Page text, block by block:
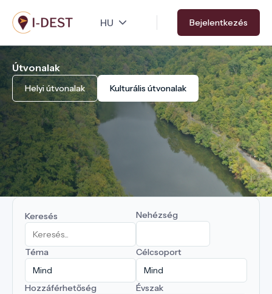
Ugrás
a
tartalomra
Bejelentkezés
Útvonalak
Helyi útvonalak Kulturális útvonalak
Keresés Nehézség
Téma Célcsoport
Hozzáférhetőség Évszak